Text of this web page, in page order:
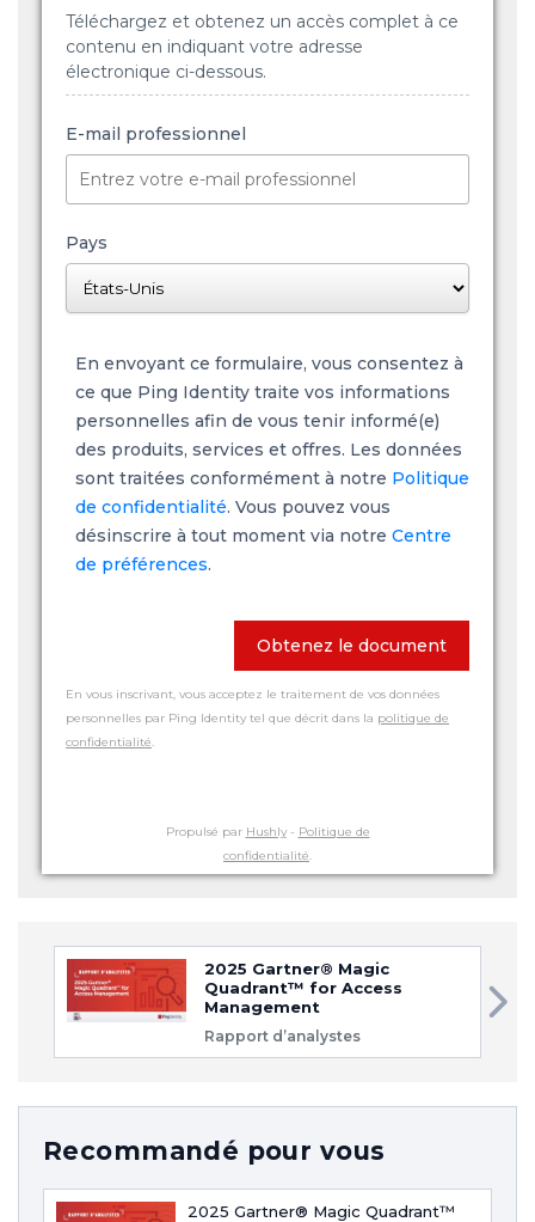
Téléchargez et obtenez un accès complet à ce
contenu en indiquant votre adresse
électronique ci-dessous.
E-mail professionnel
Pays
En envoyant ce formulaire, vous consentez à
ce que Ping Identity traite vos informations
personnelles afin de vous tenir informé(e)
des produits, services et offres. Les données
sont traitées conformément à notre Politique
de confidentialité. Vous pouvez vous
désinscrire à tout moment via notre Centre
de préférences.
Obtenez le document
En vous inscrivant, vous acceptez le traitement de vos données
personnelles par Ping Identity tel que décrit dans la politique de
confidentialité.
Propulsé par Hushly- Politique de
confidentialité.
2025 Gartner® Magic
Quadrant™ for Access
Management
Rapport d’analystes
Recommandé pour vous
2025 Gartner® Magic Quadrant™